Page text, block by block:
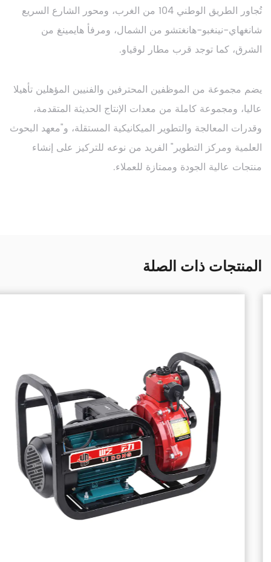
تُجاور الطريق الوطني 104 من الغرب، ومحور الشارع السريع
شانغهاي-نينغبو-هانغتشو من الشمال، ومرفأ هايمينغ من
الشرق، كما توجد قرب مطار لوقياو.
يضم مجموعة من الموظفين المحترفين والفنيين المؤهلين تأهيلا
عاليا، ومجموعة كاملة من معدات الإنتاج الحديثة المتقدمة،
وقدرات المعالجة والتطوير الميكانيكية المستقلة، و"معهد البحوث
العلمية ومركز التطوير" الفريد من نوعه للتركيز على إنشاء
منتجات عالية الجودة وممتازة للعملاء.
المنتجات ذات الصلة